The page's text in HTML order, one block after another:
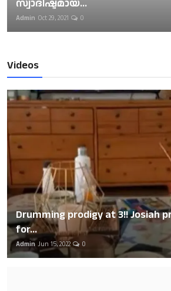
സ്വാദിഷ്ടമായ...
Admin Oct 29, 2021 0
Videos
Drumming prodigy at 3!! Josiah
for...
Admin Jun 15, 2022 0